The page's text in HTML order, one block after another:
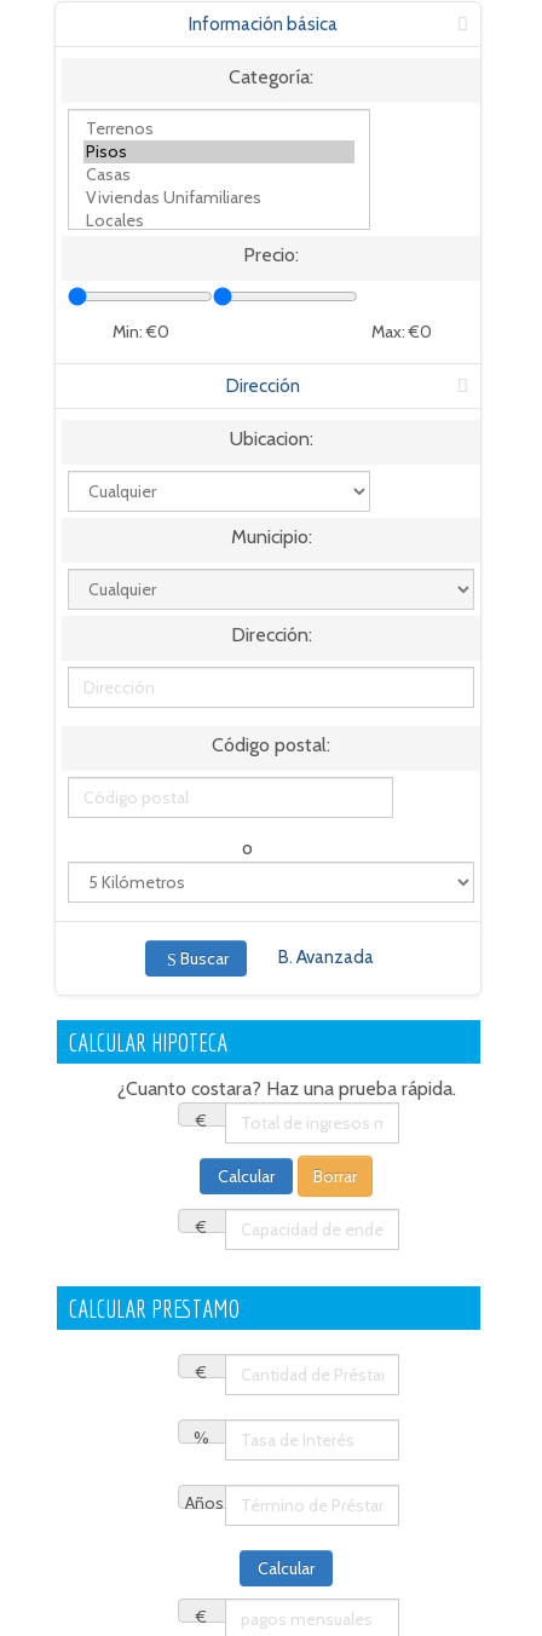
Información básica
Categoría:
Precio:
Min: €0 Max: €0
Dirección
Ubicacion:
Municipio:
Dirección:
Código postal:
o
Buscar B. Avanzada
CALCULAR HIPOTECA
¿Cuanto costara? Haz una prueba rápida.
€
€
CALCULAR PRESTAMO
€
%
Años
€